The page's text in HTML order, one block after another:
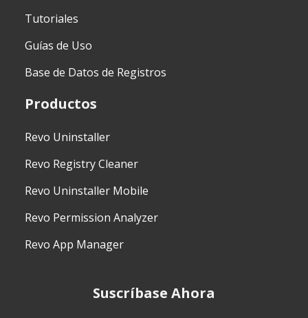
Tutoriales
Guías de Uso
Base de Datos de Registros
Productos
Revo Uninstaller
Revo Registry Cleaner
Revo Uninstaller Mobile
Revo Permission Analyzer
Revo App Manager
Suscríbase Ahora